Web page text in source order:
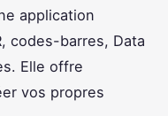
application
codes-barres, Data
Elle offre
vos propres